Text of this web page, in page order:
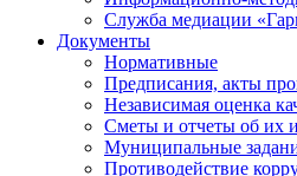
Служба медиации
Документы
Нормативные
Предписания, акты
Независимая оценка
Сметы и отчеты об их
Муниципальные
Противодействие